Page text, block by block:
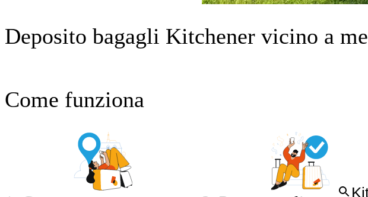
Deposito bagagli Kitchener vicino a me
Come funziona